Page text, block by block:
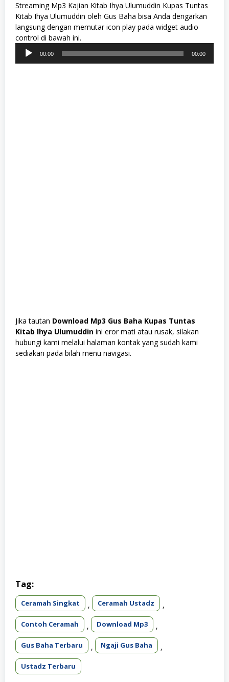
Streaming Mp3 Kajian Kitab Ihya Ulumuddin Kupas Tuntas
Kitab Ihya Ulumuddin oleh Gus Baha bisa Anda dengarkan
langsung dengan memutar icon play pada widget audio
control di bawah ini.
Pemutar
Audio
00:00 00:00
Jika tautan Download Mp3 Gus Baha Kupas Tuntas
Kitab Ihya Ulumuddin ini eror mati atau rusak, silakan
hubungi kami melalui halaman kontak yang sudah kami
sediakan pada bilah menu navigasi.
Tag:
Ceramah Singkat , Ceramah Ustadz ,
Contoh Ceramah , Download Mp3 ,
Gus Baha Terbaru , Ngaji Gus Baha ,
Ustadz Terbaru